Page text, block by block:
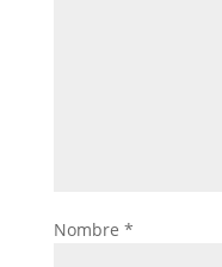
Nombre *